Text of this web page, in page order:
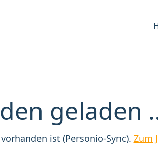
geladen
vorhanden ist (Personio-Sync). Zum